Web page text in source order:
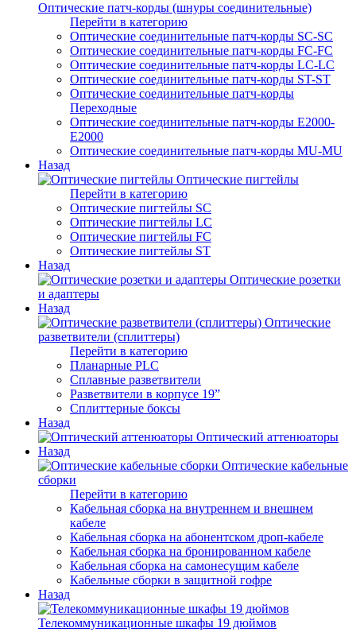
Оптические патч-корды (шнуры соединительные)
Перейти в категорию
Оптические соединительные патч-корды SC-SC
Оптические соединительные патч-корды FC-FC
Оптические соединительные патч-корды LC-LC
Оптические соединительные патч-корды ST-ST
Оптические соединительные патч-корды
Переходные
Оптические соединительные патч-корды E2000-
E2000
Оптические соединительные патч-корды MU-MU
Назад
Оптические пигтейлы
Перейти в категорию
Оптические пигтейлы SC
Оптические пигтейлы LC
Оптические пигтейлы FC
Оптические пигтейлы ST
Назад
Оптические розетки
и адаптеры
Назад
Оптические
разветвители (сплиттеры)
Перейти в категорию
Планарные PLC
Сплавные разветвители
Разветвители в корпусе 19”
Сплиттерные боксы
Назад
Оптический аттенюаторы
Назад
Оптические кабельные
сборки
Перейти в категорию
Кабельная сборка на внутреннем и внешнем
кабеле
Кабельная сборка на абонентском дроп-кабеле
Кабельная сборка на бронированном кабеле
Кабельная сборка на самонесущим кабеле
Кабельные сборки в защитной гофре
Назад
Телекоммуникационные шкафы 19 дюймов